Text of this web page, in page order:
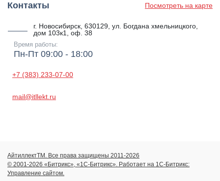
Контакты
г. Новосибирск, 630129, ул. Богдана хмельницкого,
дом 103к1, оф. 38
Время работы:
Пн-Пт 09:00 - 18:00
+7 (383) 233-07-00
mail@itllekt.ru
Посмотреть на карте
АйтиллектТМ. Все права защищены 2011-2026
© 2001-2026 «Битрикс», «1С-Битрикс». Работает на 1С-Битрикс:
Управление сайтом.